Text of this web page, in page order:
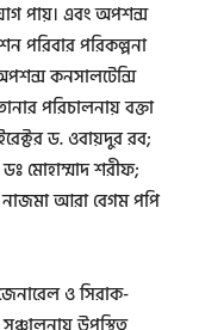
পায়। এবং অপশন্স
পরিবার পরিকল্পনা
কনসালটেন্সি
পরিচালনায় বক্তা
ড. ওবায়দুর রব;
মোহাম্মাদ শরীফ;
নাজমা আরা বেগম পপি
ও সিরাক-